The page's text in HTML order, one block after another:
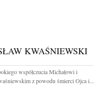
KWAŚNIEWSKI
współczucia Michałowi i
z powodu śmierci Ojca i...